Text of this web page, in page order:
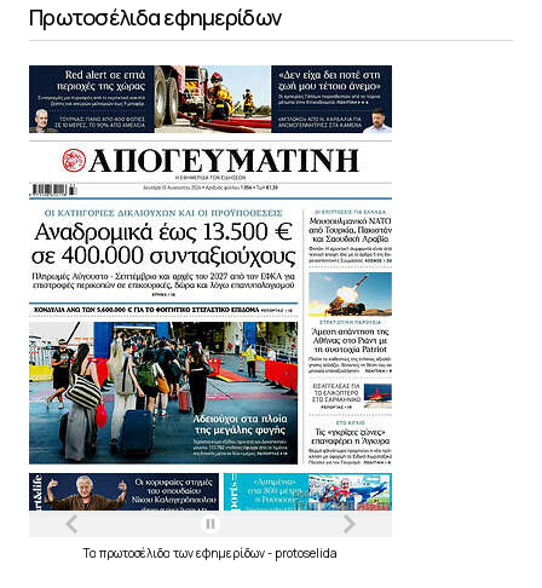
Πρωτοσέλιδα εφημερίδων
Τα πρωτοσέλιδα τωνεφημερίδων- protoselida